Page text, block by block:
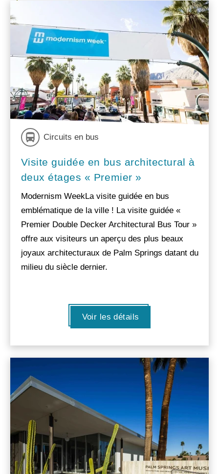
Circuits en bus
Visite guidée en bus architectural à
deux étages « Premier »
Modernism WeekLa visite guidée en bus
emblématique de la ville ! La visite guidée «
Premier Double Decker Architectural Bus Tour »
offre aux visiteurs un aperçu des plus beaux
joyaux architecturaux de Palm Springs datant du
milieu du siècle dernier.
Voir les détails